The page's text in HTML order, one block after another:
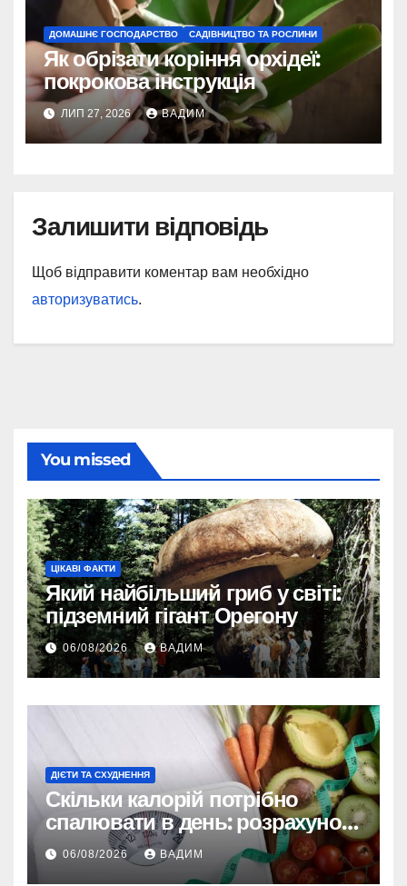
ДОМАШНЄ ГОСПОДАРСТВО САДІВНИЦТВО ТА РОСЛИНИ
Як обрізати коріння орхідеї:
покрокова інструкція
ЛИП 27, 2026 ВАДИМ
Залишити відповідь
Щоб відправити коментар вам необхідно
авторизуватись.
You missed
ЦІКАВІ ФАКТИ
Який найбільший гриб у світі:
підземний гігант Орегону
06/08/2026 ВАДИМ
ДІЄТИ ТА СХУДНЕННЯ
Скільки калорій потрібно
спалювати в день: розрахунок
TDEE і безпечні норми
06/08/2026 ВАДИМ